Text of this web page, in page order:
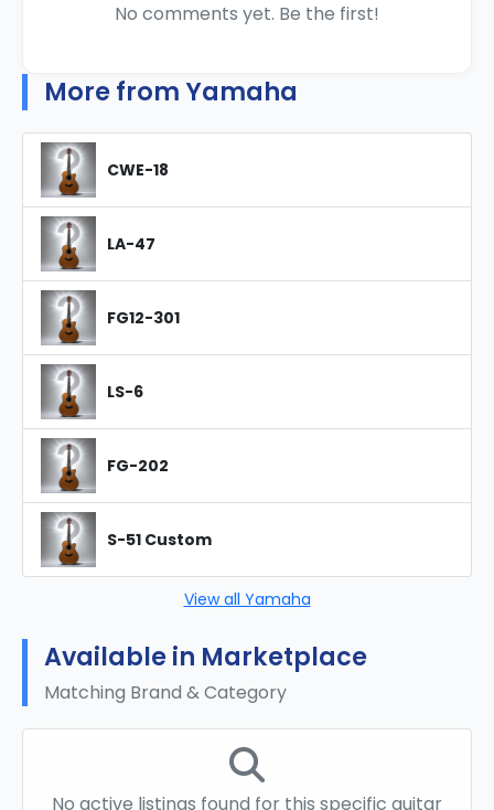
No comments yet. Be the first!
More from Yamaha
CWE-18
LA-47
FG12-301
LS-6
FG-202
S-51 Custom
View all Yamaha
Available in Marketplace
Matching Brand & Category
No active listings found for this specific guitar